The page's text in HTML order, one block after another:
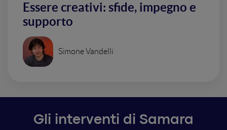
Essere creativi: sfide, impegno e
supporto
Simone Vandelli
Gli interventi di Samara